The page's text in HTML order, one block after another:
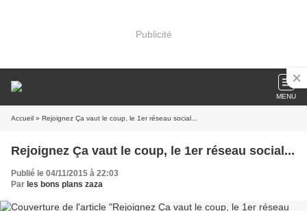
Publicité
MENU
Accueil » Rejoignez Ça vaut le coup, le 1er réseau social...
Rejoignez Ça vaut le coup, le 1er réseau social...
Publié le 04/11/2015 à 22:03
Par les bons plans zaza